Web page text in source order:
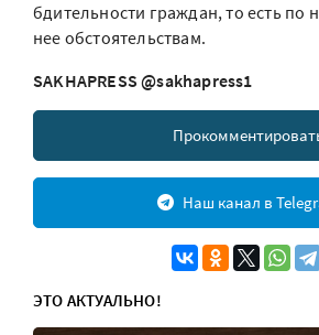
бдительности граждан, то есть по
нее обстоятельствам.
SAKHAPRESS @sakhapress1
Наш канал в
ЭТО АКТУАЛЬНО!